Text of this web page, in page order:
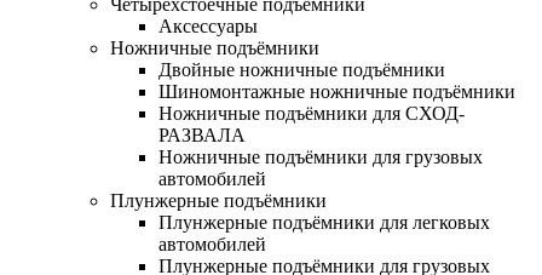
Четырехстоечные подъёмники
Аксессуары
Ножничные подъёмники
Двойные ножничные подъёмники
Шиномонтажные ножничные подъёмники
Ножничные подъёмники для СХОД-
РАЗВАЛА
Ножничные подъёмники для грузовых
автомобилей
Плунжерные подъёмники
Плунжерные подъёмники для легковых
автомобилей
Плунжерные подъёмники для грузовых